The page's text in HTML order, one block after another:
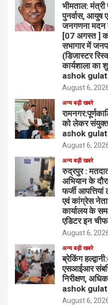
भीमताल: मंत्री
पुनर्वास, आयुष
जनगणना मदन
[07 अगस्त ]
सभागार में
(डिजास्टर
कार्यशाला का
ashok
August 6,
अन्य बड़ी खबरे
को लेकर संयुक्त
ashok
August 6,
अन्य बड़ी खबरे
रुद्रपुर :
अभियान के
फर्जी
एवं कांग्रेस
कार्यालय के
एडिटर इन चीफ
August 6,
अन्य बड़ी खबरे
ब्रेकिंग
एसआईआर
निरीक्षण,
ashok
August 6,